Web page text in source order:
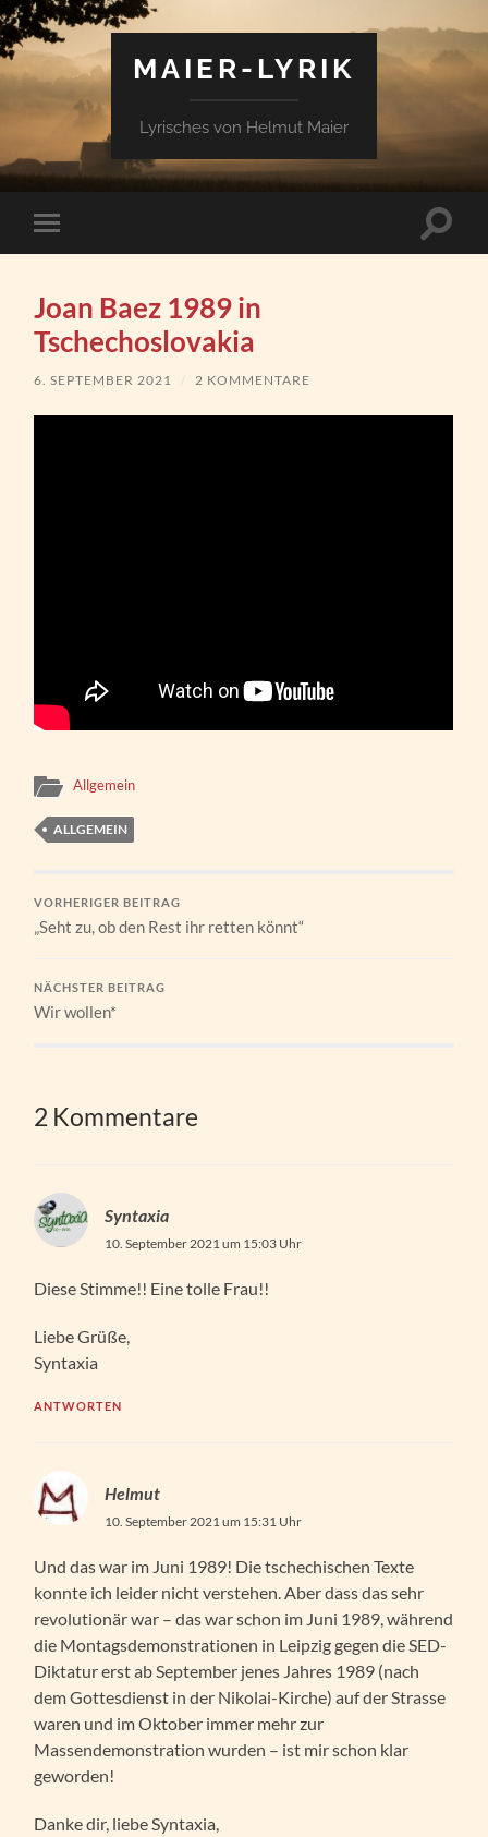
MAIER-LYRIK
Lyrisches von Helmut Maier
Mobile-
Menü
Joan Baez 1989 in
Tschechoslovakia
6. SEPTEMBER 2021 / 2 KOMMENTARE
Allgemein
ALLGEMEIN
VORHERIGER BEITRAG
„Seht zu, ob den Rest ihr retten könnt“
NÄCHSTER BEITRAG
Wir wollen*
2 Kommentare
Syntaxia
10. September 2021 um 15:03 Uhr
Diese Stimme!! Eine tolle Frau!!
Liebe Grüße,
Syntaxia
ANTWORTEN
Helmut
10. September 2021 um 15:31 Uhr
Und das war im Juni 1989! Die tschechischen Texte
konnte ich leider nicht verstehen. Aber dass das sehr
revolutionär war – das war schon im Juni 1989, während
die Montagsdemonstrationen in Leipzig gegen die SED-
Diktatur erst ab September jenes Jahres 1989 (nach
dem Gottesdienst in der Nikolai-Kirche) auf der Strasse
waren und im Oktober immer mehr zur
Massendemonstration wurden – ist mir schon klar
geworden!
Danke dir, liebe Syntaxia,